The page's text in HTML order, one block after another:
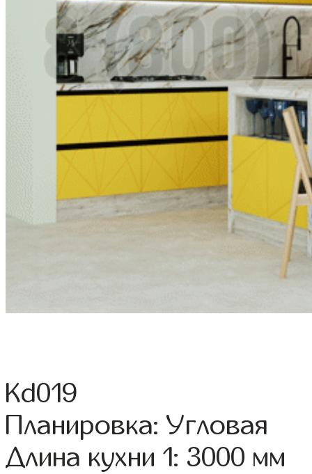
Kd019
Планировка: Угловая
Длина кухни 1: 3000 мм